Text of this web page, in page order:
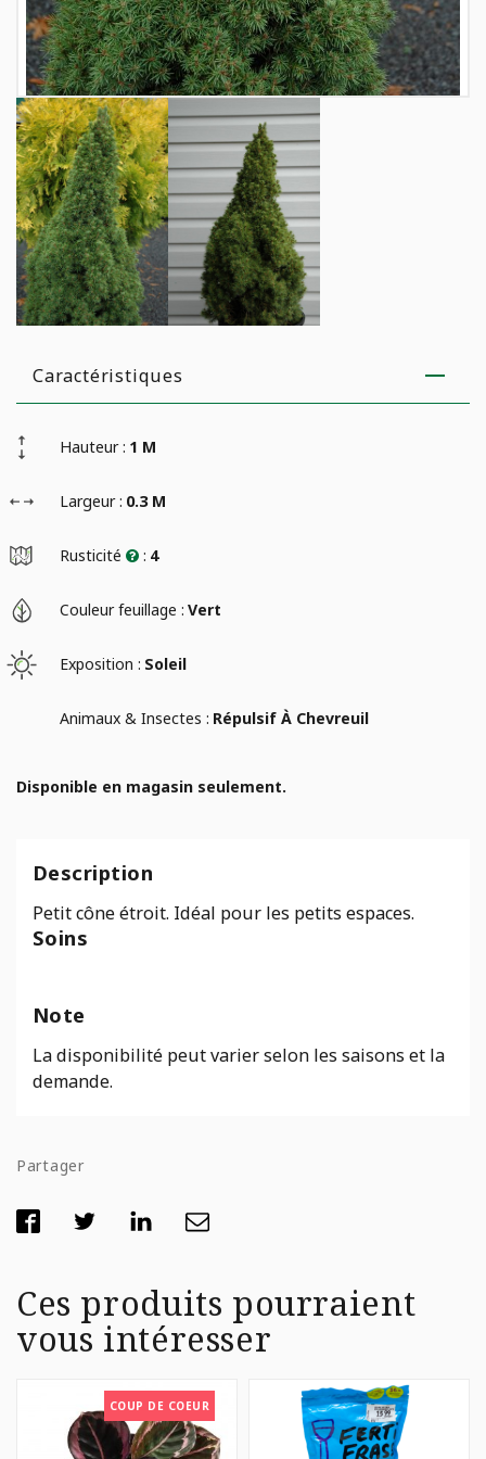
Caractéristiques
Hauteur : 1 M
Largeur : 0.3 M
Rusticité : 4
Couleur feuillage : Vert
Exposition : Soleil
Animaux & Insectes : Répulsif À Chevreuil
Disponible en magasin seulement.
Description
Petit cône étroit. Idéal pour les petits espaces.
Soins
Note
La disponibilité peut varier selon les saisons et la
demande.
Partager
Ces produits pourraient
vous intéresser
COUP DE COEUR